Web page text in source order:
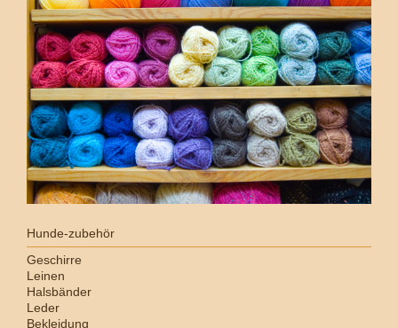
Hunde-zubehör
Geschirre
Leinen
Halsbänder
Leder
Bekleidung